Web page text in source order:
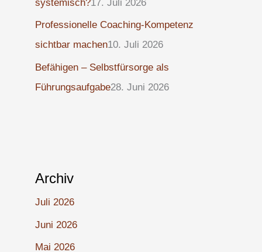
systemisch?17. Juli 2026
Professionelle Coaching-Kompetenz
sichtbar machen10. Juli 2026
Befähigen – Selbstfürsorge als
Führungsaufgabe28. Juni 2026
Archiv
Juli 2026
Juni 2026
Mai 2026